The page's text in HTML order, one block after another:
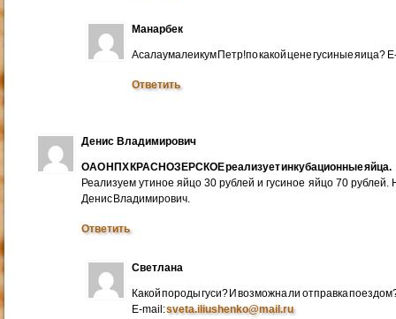
Манарбек
Асалаумалеикум Петр!по какой цене гусиные яица?
Ответить
Денис Владимирович
ОАО НПХ КРАСНОЗЕРСКОЕ реализует инкубационные яйца.
Реализуем утиное яйцо 30 рублей и гусиное яйцо 70
Денис Владимирович.
Ответить
Светлана
Какой породы гуси? И возможна ли отправка
E-mail:sveta.iliushenko@mail.ru